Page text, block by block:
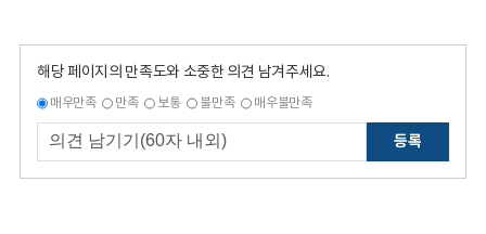
해당 페이지의 만족도와 소중한 의견 남겨주세요.
매우만족 만족 보통 불만족 매우불만족
등록